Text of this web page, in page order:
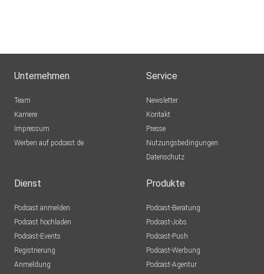
Unternehmen
Team
Karriere
Impressum
Werben auf podcast.de
Service
Newsletter
Kontakt
Presse
Nutzungsbedingungen
Datenschutz
Dienst
Podcast anmelden
Podcast hochladen
Podcast-Events
Registrierung
Anmeldung
Produkte
Podcast-Beratung
Podcast-Jobs
Podcast-Push
Podcast-Werbung
Podcast-Agentur